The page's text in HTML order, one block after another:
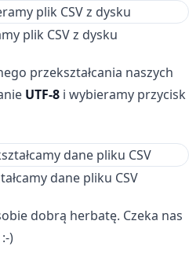
plik CSV z dysku
przekształcania naszych
UTF-8 i wybieramy przycisk
dane pliku CSV
dobrą herbatę. Czeka nas
)